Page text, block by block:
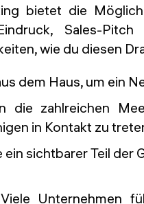
bietet die
Sales-
wie du diesen
dem Haus, um ein
die zahlreichen
in Kontakt zu
ein sichtbarer Teil der
Unternehmen